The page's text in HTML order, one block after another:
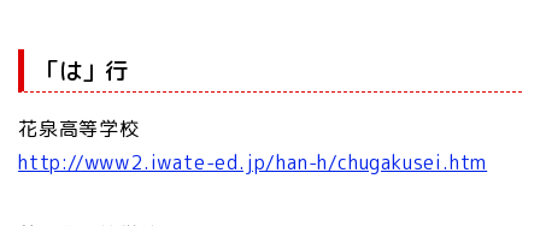
「は」行
花泉高等学校
http://www2.iwate-ed.jp/han-h/chugakusei.htm